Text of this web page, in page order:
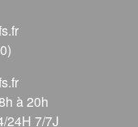
à 20h
24H 7/7J